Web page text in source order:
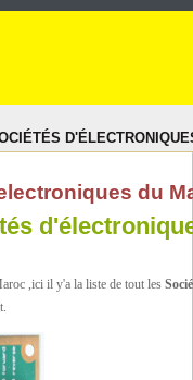
du
,ici il y'a la liste de tout les